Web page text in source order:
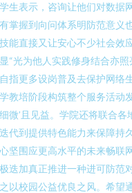
生表示，咨询让他们对数据
掌握到向问体系明防范意义
能直接又让安心不少社会效
“光为他人实践修身结合亦
指更多设岗普及去保护网络
教培阶段构筑整个服务活动
微’且见益。学院还将联合
代到提供特色能力来保障持
坚围应更高水平的未来畅联
迭加真正推进一种进可防范
以校园公益优良之风。希望